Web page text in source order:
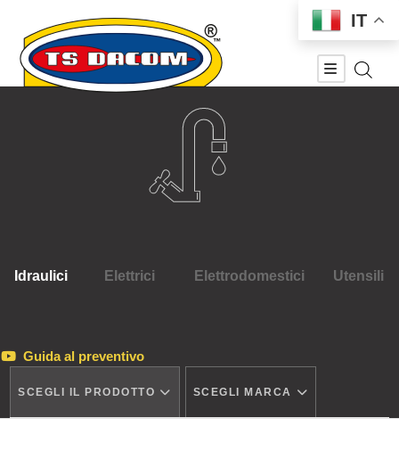
Idraulici Elettrici Elettrodomestici Utensili
Guida al preventivo
SCEGLI IL PRODOTTO SCEGLI MARCA
IT